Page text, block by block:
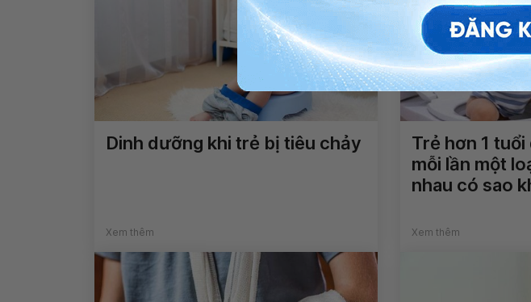
Dinh dưỡng khi trẻ bị tiêu chảy
Xem thêm
Trẻ hơn 1
mỗi lần một
nhau có sao
Xem thêm